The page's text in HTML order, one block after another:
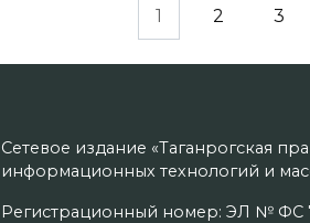
1 2 3
Сетевое издание «Таганрогская
информационных технологий и
Регистрационный номер: ЭЛ № ФС